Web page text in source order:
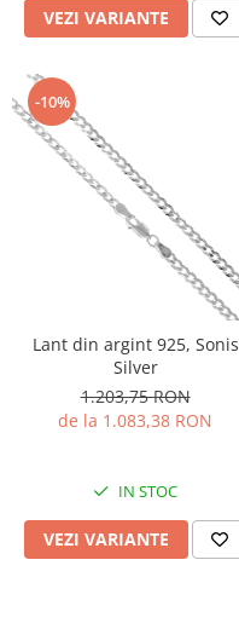
VEZI VARIANTE
-10%
Lant din argint 925, Sonis
Silver
1.203,75 RON
de la 1.083,38 RON
IN STOC
VEZI VARIANTE